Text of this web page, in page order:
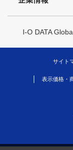
I-O DATA
サイト
表示価格・